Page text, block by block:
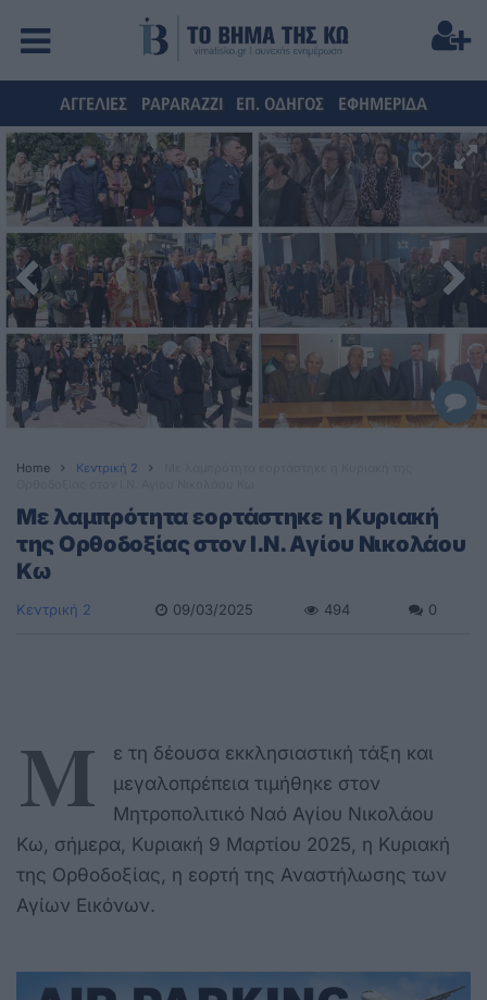
ΑΓΓΕΛΙΕΣ PAPARAZZI ΕΠ. ΟΔΗΓΟΣ ΕΦΗΜΕΡΙΔΑ
Home Κεντρική 2
Mε λαμπρότητα εορτάστηκε η Κυριακή
της Ορθοδοξίας στον Ι.Ν. Αγίου Νικολάου
Κω
Κεντρική 2 09/03/2025 494 0
Μ
ε τη δέουσα εκκλησιαστική τάξη και
μεγαλοπρέπεια τιμήθηκε στον
Μητροπολιτικό Ναό Αγίου Νικολάου
Κω, σήμερα, Κυριακή 9 Μαρτίου 2025, η Κυριακή
της Ορθοδοξίας, η εορτή της Αναστήλωσης των
Αγίων Εικόνων.